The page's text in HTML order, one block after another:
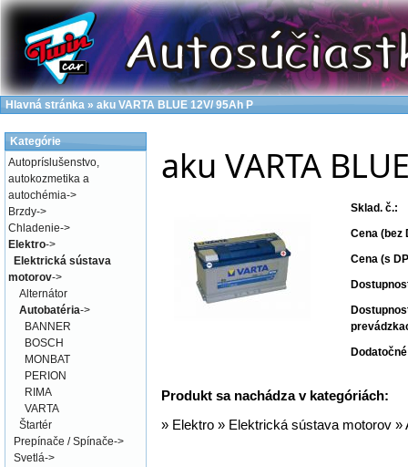
aku VARTA
Sklad. č.:
Cena (bez
Cena (s
Produkt sa nachádza v kategóriách:
» Elektro» Elektrická sústava motorov»
Kategórie
Autopríslušenstvo,
autokozmetika a
autochémia->
Brzdy->
Chladenie->
Elektro->
Elektrická sústava
motorov->
Alternátor
Autobatéria->
BANNER
BOSCH
MONBAT
PERION
RIMA
VARTA
Štartér
Prepínače / Spínače->
Svetlá->
Hlavná stránka » aku VARTA BLUE 12V/ 95Ah P